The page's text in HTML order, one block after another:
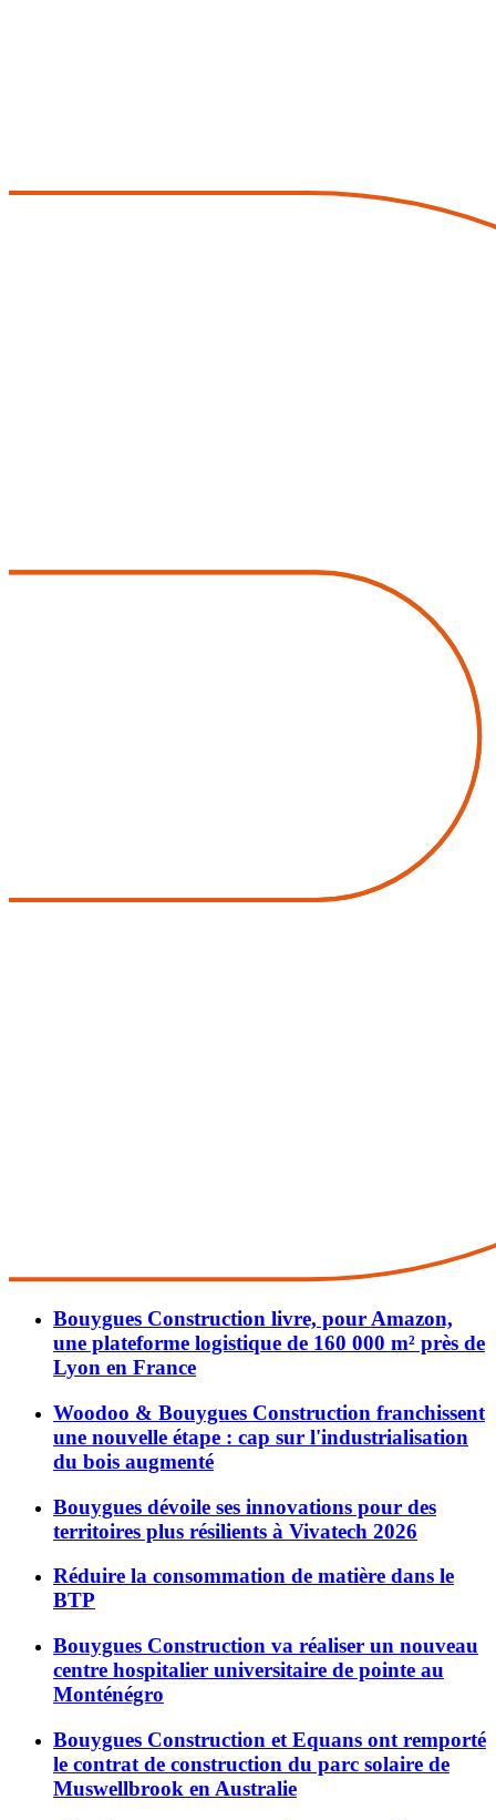
Bouygues Construction livre, pour Amazon,
une plateforme logistique de 160 000 m² près de
Lyon en France
Woodoo & Bouygues Construction franchissent
une nouvelle étape : cap sur l'industrialisation
du bois augmenté
Bouygues dévoile ses innovations pour des
territoires plus résilients à Vivatech 2026
Réduire la consommation de matière dans le
BTP
Bouygues Construction va réaliser un nouveau
centre hospitalier universitaire de pointe au
Monténégro
Bouygues Construction et Equans ont remporté
le contrat de construction du parc solaire de
Muswellbrook en Australie